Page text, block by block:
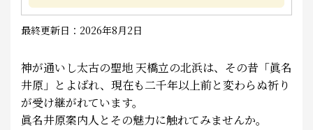
最終更新日：2026年8月2日
神が通いし太古の聖地 天橋立の北浜は、その昔「眞名
井原」とよばれ、現在も二千年以上前と変わらぬ祈り
が受け継がれています。
眞名井原案内人とその魅力に触れてみませんか。